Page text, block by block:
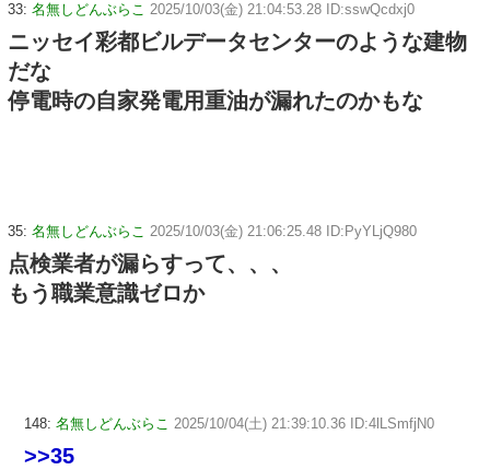
33: 名無しどんぶらこ 2025/10/03(金) 21:04:53.28 ID:sswQcdxj0
ニッセイ彩都ビルデータセンターのような建物
だな
停電時の自家発電用重油が漏れたのかもな
35: 名無しどんぶらこ 2025/10/03(金) 21:06:25.48 ID:PyYLjQ980
点検業者が漏らすって、、、
もう職業意識ゼロか
148: 名無しどんぶらこ 2025/10/04(土) 21:39:10.36 ID:4lLSmfjN0
>>35